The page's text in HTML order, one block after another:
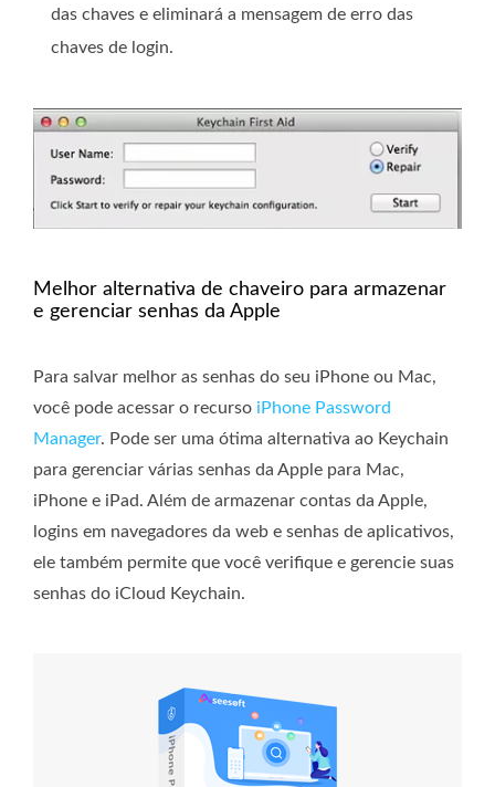
das chaves e eliminará a mensagem de erro das
chaves de login.
Melhor alternativa de chaveiro para armazenar
e gerenciar senhas da Apple
Para salvar melhor as senhas do seu iPhone ou Mac,
você pode acessar o recurso iPhone Password
Manager. Pode ser uma ótima alternativa ao Keychain
para gerenciar várias senhas da Apple para Mac,
iPhone e iPad. Além de armazenar contas da Apple,
logins em navegadores da web e senhas de aplicativos,
ele também permite que você verifique e gerencie suas
senhas do iCloud Keychain.